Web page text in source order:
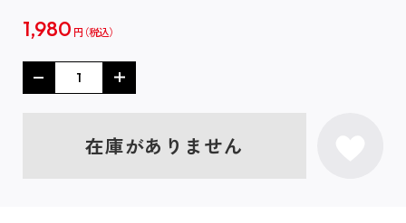
1,980 円
在庫がありません